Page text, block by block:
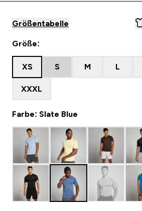
Größentabelle
Größe:
XS S M L
XXXL
Farbe: Slate Blue